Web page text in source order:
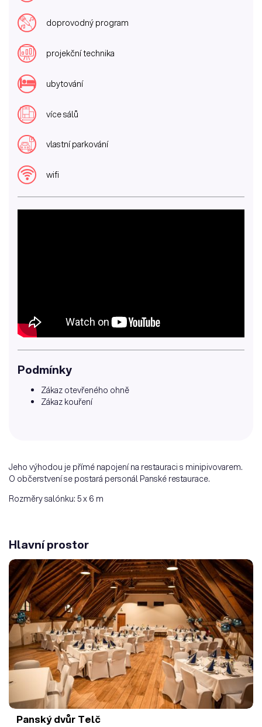
doprovodný program
projekční technika
ubytování
více sálů
vlastní parkování
wifi
Podmínky
Zákaz otevřeného ohně
Zákaz kouření
Jeho výhodou je přímé napojení na restauraci s minipivovarem.
O občerstvení se postará personál Panské restaurace.
Rozměry salónku: 5 x 6 m
Hlavní prostor
Panský dvůr Telč